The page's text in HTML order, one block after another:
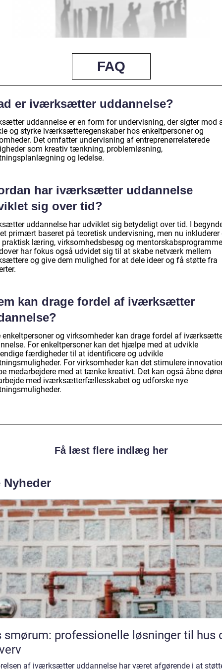
FAQ
er iværksætter uddannelse?
uddannelse er en form for undervisning, der sigter mod
og styrke iværksætteregenskaber hos enkeltpersoner og
Det omfatter undervisning af entreprenørrelaterede
som kreativ tænkning, problemløsning,
og ledelse.
har iværksætter uddannelse
sig over tid?
uddannelse har udviklet sig betydeligt over tid. I
primært baseret på teoretisk undervisning, men nu inkluderer
praktisk læring, virksomhedsbesøg og
har fokus også udvidet sig til at skabe netværk mellem
og give dem mulighed for at dele ideer og få støtte fra
kan drage fordel af iværksætter
enkeltpersoner og virksomheder kan drage fordel af
For enkeltpersoner kan det hjælpe med at udvikle
færdigheder til at identificere og udvikle
For virksomheder kan det stimulere
medarbejdere med at tænke kreativt. Det kan også åbne
med iværksætterfællesskabet og udforske nye
Få læst flere indlæg her
Nyheder
smørum: professionelle løsninger til hus
af iværksætter uddannelse har været afgørende i at